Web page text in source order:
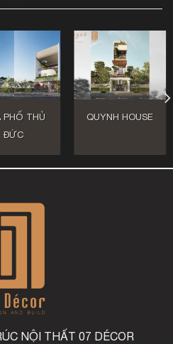
PHỐ THỦ
ĐỨC
QUYNH HOUSE
NỘI THẤT 07 DÉCOR